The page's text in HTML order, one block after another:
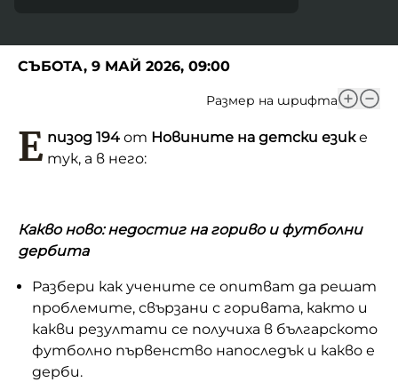
СЪБОТА, 9 МАЙ 2026, 09:00
Размер на шрифта
Е пизод 194 от Новините на детски езике
тук, а в него:
Какво ново: недостиг на гориво и футболни
дербита
Разбери как учените се опитват да решат
проблемите, свързани с горивата, както и
какви резултати се получиха в българското
футболно първенство напоследък и какво е
дерби.